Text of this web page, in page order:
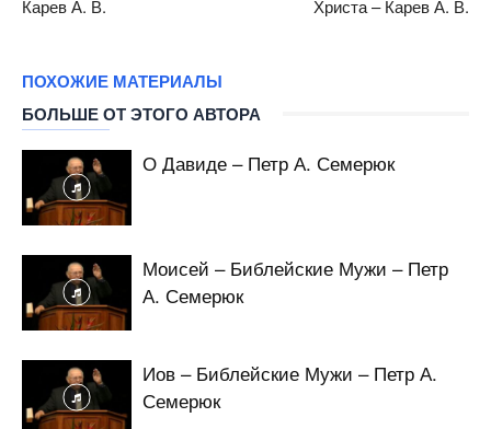
Карев А. В.
Христа – Карев А. В.
ПОХОЖИЕ МАТЕРИАЛЫ
БОЛЬШЕ ОТ ЭТОГО АВТОРА
О Давиде – Петр А. Семерюк
Моисей – Библейские Мужи – Петр
А. Семерюк
Иов – Библейские Мужи – Петр А.
Семерюк